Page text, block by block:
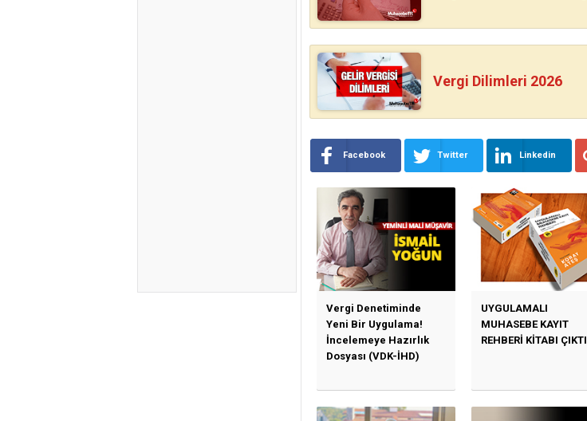
Vergi Dilimleri 2026
Facebook Twitter Linkedin
Vergi Denetiminde
Yeni Bir Uygulama!
İncelemeye Hazırlık
Dosyası (VDK-İHD)
UYGULAMALI
MUHASEBE KAYIT
REHBERİ KİTABI ÇIKTI